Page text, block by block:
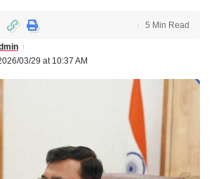
03/29 at 10:37 AM
5 Min Read